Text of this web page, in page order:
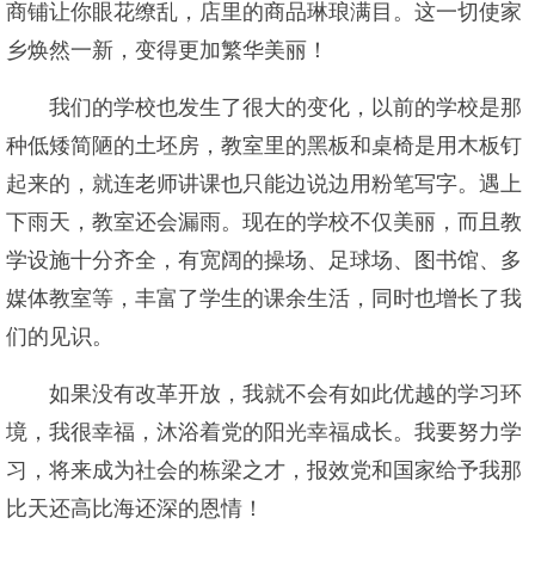
商铺让你眼花缭乱，店里的商品琳琅满目。这一切使家
乡焕然一新，变得更加繁华美丽！
我们的学校也发生了很大的变化，以前的学校是那
种低矮简陋的土坯房，教室里的黑板和桌椅是用木板钉
起来的，就连老师讲课也只能边说边用粉笔写字。遇上
下雨天，教室还会漏雨。现在的学校不仅美丽，而且教
学设施十分齐全，有宽阔的操场、足球场、图书馆、多
媒体教室等，丰富了学生的课余生活，同时也增长了我
们的见识。
如果没有改革开放，我就不会有如此优越的学习环
境，我很幸福，沐浴着党的阳光幸福成长。我要努力学
习，将来成为社会的栋梁之才，报效党和国家给予我那
比天还高比海还深的恩情！